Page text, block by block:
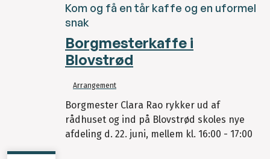
Kom og få en tår kaffe og en uformel
snak
Borgmesterkaffe i
Blovstrød
Arrangement
Borgmester Clara Rao rykker ud af
rådhuset og ind på Blovstrød skoles nye
afdeling d. 22. juni, mellem kl. 16:00 - 17:00